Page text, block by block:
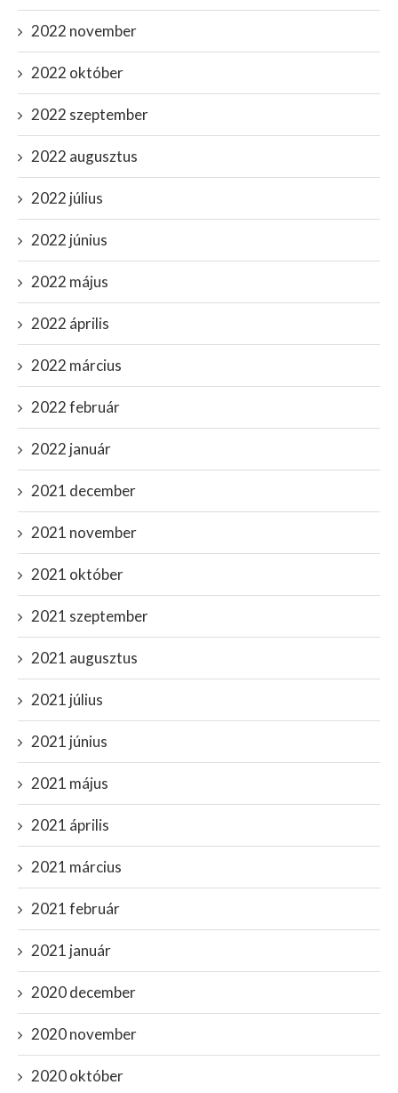
2022 november
2022 október
2022 szeptember
2022 augusztus
2022 július
2022 június
2022 május
2022 április
2022 március
2022 február
2022 január
2021 december
2021 november
2021 október
2021 szeptember
2021 augusztus
2021 július
2021 június
2021 május
2021 április
2021 március
2021 február
2021 január
2020 december
2020 november
2020 október